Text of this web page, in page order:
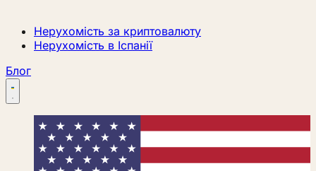
Нерухомість за криптовалюту
Нерухомість в Іспанії
Блог